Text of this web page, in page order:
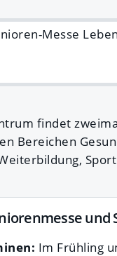
Messe
findet
Bereichen
Im Frühling